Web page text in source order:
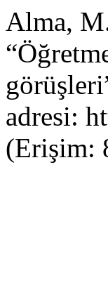
Alma,
adresi:
(Erişim: